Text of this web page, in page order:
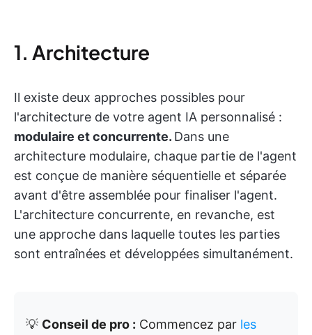
1. Architecture
Il existe deux approches possibles pour
l'architecture de votre agent IA personnalisé :
modulaire et concurrente. Dans une
architecture modulaire, chaque partie de l'agent
est conçue de manière séquentielle et séparée
avant d'être assemblée pour finaliser l'agent.
L'architecture concurrente, en revanche, est
une approche dans laquelle toutes les parties
sont entraînées et développées simultanément.
💡 Conseil de pro : Commencez par les